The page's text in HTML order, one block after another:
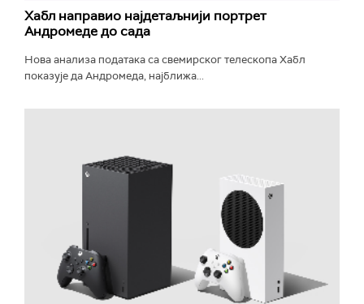
Хабл направио најдетаљнији портрет
Андромеде до сада
Нова анализа података са свемирског телескопа Хабл
показује да Андромеда, најближа...